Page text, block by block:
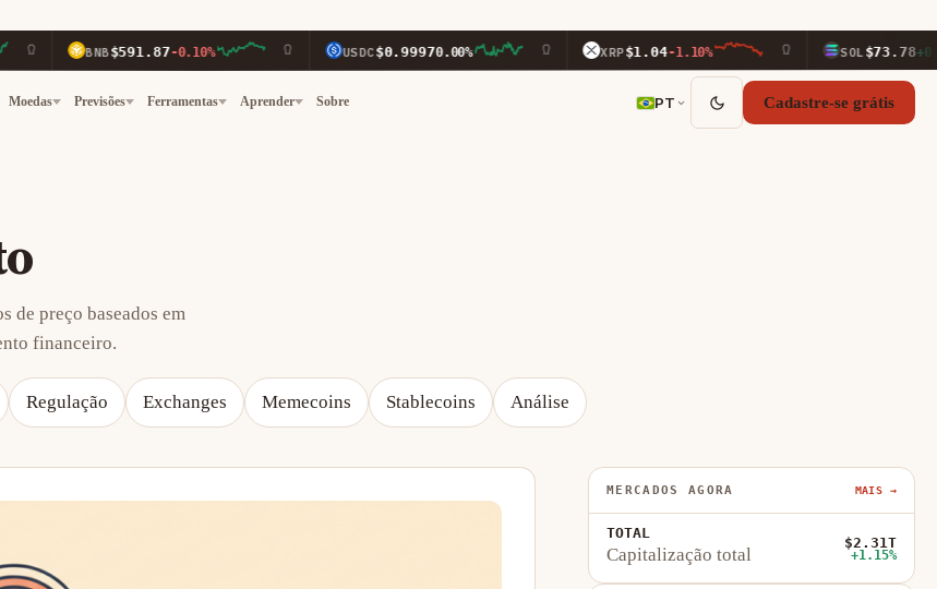
BNB $591.87-0.10% USDC $0.99970.00% XRP $1.04-1.10% SOL $73.78+0.70%
Moedas Previsões Ferramentas Aprender Sobre PT Cadastre-se grátis
de preço baseados em
financeiro.
Regulação Exchanges Memecoins Stablecoins Análise
MERCADOS AGORA MAIS →
TOTAL
Capitalização total
$2.31T
+1.15%